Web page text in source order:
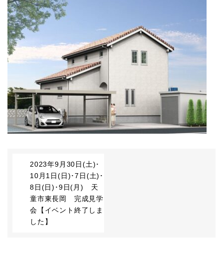
2023年9月30日(土)･
10月1日(日)･7日(土)･
8日(日)･9日(月) 天
童市東長岡 完成見学
会【イベント終了しま
した】